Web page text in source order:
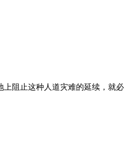
阻止这种人道灾难的延续，就必